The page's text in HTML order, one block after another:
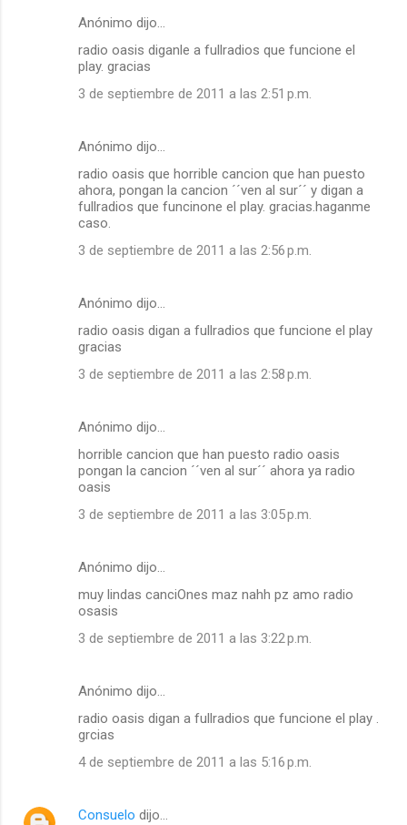
Anónimo dijo…
radio oasis diganle a fullradios que funcione el
play. gracias
3 de septiembre de 2011 a las 2:51 p.m.
Anónimo dijo…
radio oasis que horrible cancion que han puesto
ahora, pongan la cancion ´´ven al sur´´ y digan a
fullradios que funcinone el play. gracias.haganme
caso.
3 de septiembre de 2011 a las 2:56 p.m.
Anónimo dijo…
radio oasis digan a fullradios que funcione el play
gracias
3 de septiembre de 2011 a las 2:58 p.m.
Anónimo dijo…
horrible cancion que han puesto radio oasis
pongan la cancion ´´ven al sur´´ ahora ya radio
oasis
3 de septiembre de 2011 a las 3:05 p.m.
Anónimo dijo…
muy lindas canciOnes maz nahh pz amo radio
osasis
3 de septiembre de 2011 a las 3:22 p.m.
Anónimo dijo…
radio oasis digan a fullradios que funcione el play .
grcias
4 de septiembre de 2011 a las 5:16 p.m.
Consuelo dijo…